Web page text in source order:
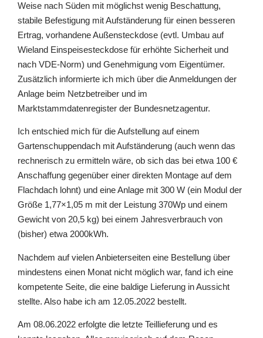
Weise nach Süden mit möglichst wenig Beschattung,
stabile Befestigung mit Aufständerung für einen besseren
Ertrag, vorhandene Außensteckdose (evtl. Umbau auf
Wieland Einspeisesteckdose für erhöhte Sicherheit und
nach VDE-Norm) und Genehmigung vom Eigentümer.
Zusätzlich informierte ich mich über die Anmeldungen der
Anlage beim Netzbetreiber und im
Marktstammdatenregister der Bundesnetzagentur.
Ich entschied mich für die Aufstellung auf einem
Gartenschuppendach mit Aufständerung (auch wenn das
rechnerisch zu ermitteln wäre, ob sich das bei etwa 100 €
Anschaffung gegenüber einer direkten Montage auf dem
Flachdach lohnt) und eine Anlage mit 300 W (ein Modul der
Größe 1,77×1,05 m mit der Leistung 370Wp und einem
Gewicht von 20,5 kg) bei einem Jahresverbrauch von
(bisher) etwa 2000kWh.
Nachdem auf vielen Anbieterseiten eine Bestellung über
mindestens einen Monat nicht möglich war, fand ich eine
kompetente Seite, die eine baldige Lieferung in Aussicht
stellte. Also habe ich am 12.05.2022 bestellt.
Am 08.06.2022 erfolgte die letzte Teillieferung und es